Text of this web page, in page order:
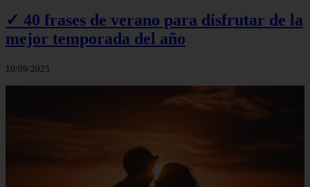
✓ 40 frases de verano para disfrutar de la
mejor temporada del año
10/09/2025